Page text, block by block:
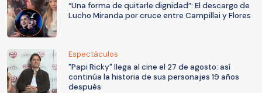
“Una forma de quitarle dignidad”: El descargo de
Lucho Miranda por cruce entre Campillai y Flores
Espectáculos
"Papi Ricky" llega al cine el 27 de agosto: así
continúa la historia de sus personajes 19 años
después